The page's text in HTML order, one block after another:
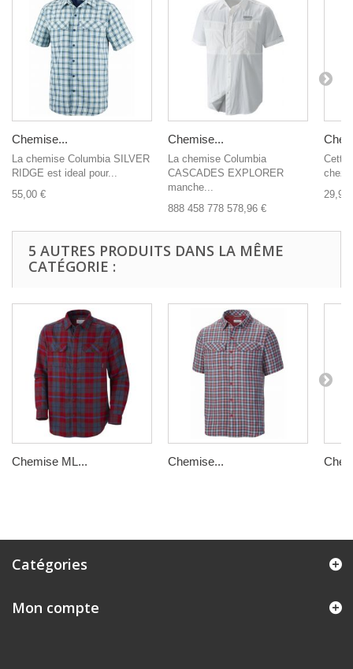
Chemise...
La chemise Columbia SILVER
RIDGE est ideal pour...
55,00 €
Chemise...
La chemise Columbia
CASCADES EXPLORER
manche...
888 458 778 578,96 €
Cette
chez
29,95
5 AUTRES PRODUITS DANS LA MÊME
CATÉGORIE :
Chemise ML... Chemise...
Catégories
Mon compte